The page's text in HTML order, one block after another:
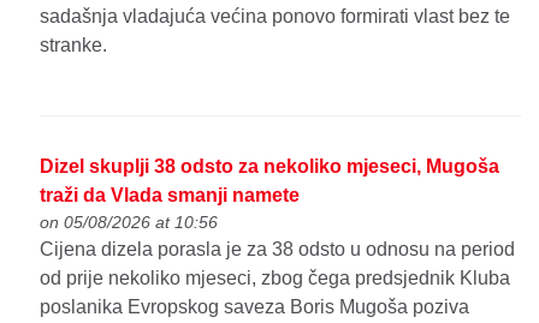
sadašnja vladajuća većina ponovo formirati vlast bez te
stranke.
Dizel skuplji 38 odsto za nekoliko mjeseci, Mugoša
traži da Vlada smanji namete
on 05/08/2026 at 10:56
Cijena dizela porasla je za 38 odsto u odnosu na period
od prije nekoliko mjeseci, zbog čega predsjednik Kluba
poslanika Evropskog saveza Boris Mugoša poziva